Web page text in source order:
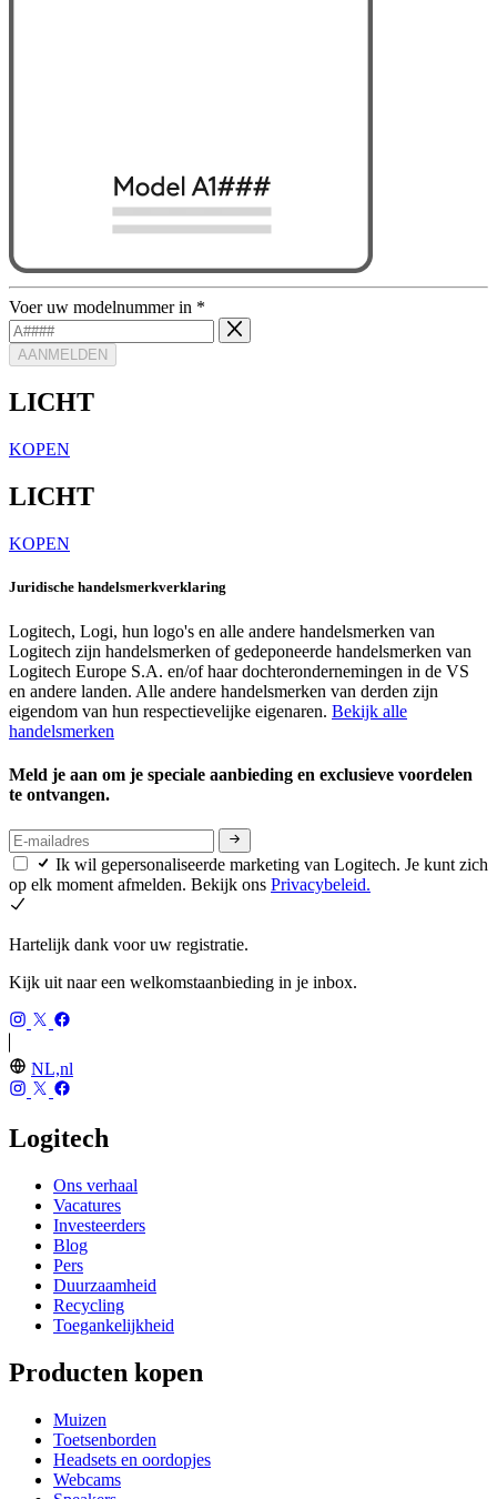
Voer uw modelnummer in *
AANMELDEN
LICHT
KOPEN
LICHT
KOPEN
Juridische handelsmerkverklaring
Logitech, Logi, hun logo's en alle andere handelsmerken van
Logitech zijn handelsmerken of gedeponeerde handelsmerken van
Logitech Europe S.A. en/of haar dochterondernemingen in de VS
en andere landen. Alle andere handelsmerken van derden zijn
eigendom van hun respectievelijke eigenaren. Bekijk alle
handelsmerken
Meld je aan om je speciale aanbieding en exclusieve voordelen
te ontvangen.
Ik wil gepersonaliseerde marketing van Logitech. Je kunt zich
op elk moment afmelden. Bekijk ons Privacybeleid.
Hartelijk dank voor uw registratie.
Kijk uit naar een welkomstaanbieding in je inbox.
NL,nl
Logitech
Ons verhaal
Vacatures
Investeerders
Blog
Pers
Duurzaamheid
Recycling
Toegankelijkheid
Producten kopen
Muizen
Toetsenborden
Headsets en oordopjes
Webcams